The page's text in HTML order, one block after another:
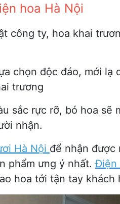
hoa Hà Nội
công ty, hoa khai
chọn độc đáo, mới lạ
trương
sắc rực rỡ, bó hoa sẽ
nhận.
Hà Nội để nhận được
phẩm ưng ý nhất.Điện
hoa tới tận tay khách